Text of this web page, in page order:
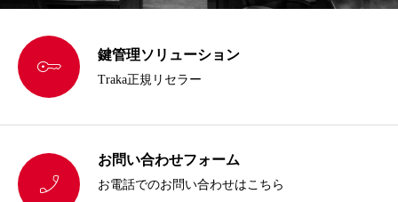
 鍵管理ソリューション
Traka正規リセラー

お問い合わせフォーム
お電話でのお問い合わせはこちら